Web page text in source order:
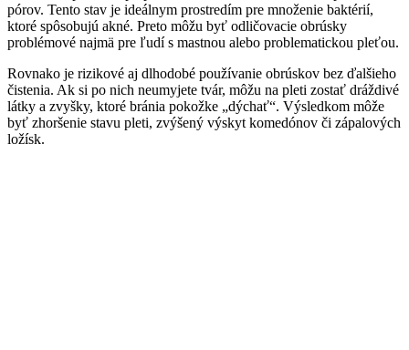
pórov. Tento stav je ideálnym prostredím pre množenie baktérií,
ktoré spôsobujú akné. Preto môžu byť odličovacie obrúsky
problémové najmä pre ľudí s mastnou alebo problematickou pleťou.
Rovnako je rizikové aj dlhodobé používanie obrúskov bez ďalšieho
čistenia. Ak si po nich neumyjete tvár, môžu na pleti zostať dráždivé
látky a zvyšky, ktoré bránia pokožke „dýchať“. Výsledkom môže
byť zhoršenie stavu pleti, zvýšený výskyt komedónov či zápalových
ložísk.